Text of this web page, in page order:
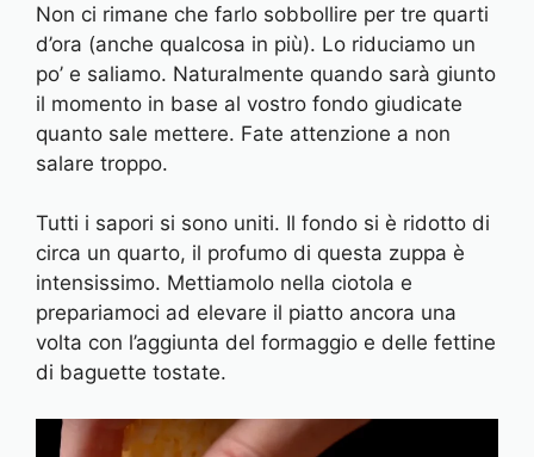
Non ci rimane che farlo sobbollire per tre quarti
d’ora (anche qualcosa in più). Lo riduciamo un
po’ e saliamo. Naturalmente quando sarà giunto
il momento in base al vostro fondo giudicate
quanto sale mettere. Fate attenzione a non
salare troppo.
Tutti i sapori si sono uniti. Il fondo si è ridotto di
circa un quarto, il profumo di questa zuppa è
intensissimo. Mettiamolo nella ciotola e
prepariamoci ad elevare il piatto ancora una
volta con l’aggiunta del formaggio e delle fettine
di baguette tostate.